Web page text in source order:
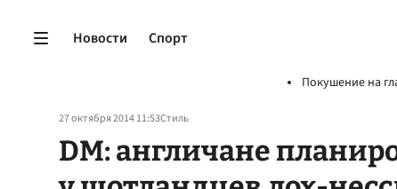
Новости Спорт
Покушение на
27 октября 2014 11:53Стиль
DM: англичане